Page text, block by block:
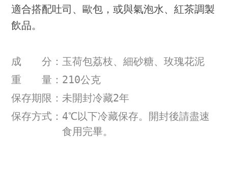
適合搭配吐司、歐包，或與氣泡水、紅茶調製
飲品。
成 分：玉荷包荔枝、細砂糖、玫瑰花泥
重 量：210公克
保存期限：未開封冷藏2年
保存方式：4℃以下冷藏保存。開封後請盡速
食用完畢。